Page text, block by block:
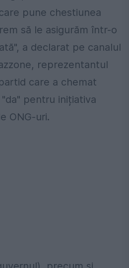
pune chestiunea
să le asigurăm într-o
a declarat pe canalul
reprezentantul
care a chemat
pentru inițiativa
ONG-uri.